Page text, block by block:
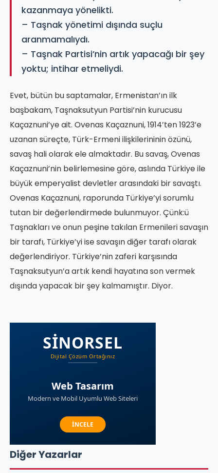
kazanmaya yönelikti.
– Taşnak yönetimi dışında suçlu
aranmamalıydı.
– Taşnak Partisi’nin artık yapacağı bir şey
yoktu; intihar etmeliydi.
Evet, bütün bu saptamalar, Ermenistan’ın ilk
başbakam, Taşnaksutyun Partisi’nin kurucusu
Kaçaznuni’ye ait. Ovenas Kaçaznuni, 1914’ten 1923’e
uzanan süreçte, Türk-Ermeni ilişkilerininin özünü,
savaş hali olarak ele almaktadır. Bu savaş, Ovenas
Kaçaznuni’nin belirlemesine göre, aslında Türkiye ile
büyük emperyalist devletler arasındaki bir savaştı.
Ovenas Kaçaznuni, raporunda Türkiye’yi sorumlu
tutan bir değerlendirmede bulunmuyor. Çünk:ü
Taşnakları ve onun peşine takılan Ermenileri savaşın
bir tarafı, Türkiye’yi ise savaşın diğer tarafı olarak
değerlendiriyor. Türkiye’nin zaferi karşısında
Taşnaksutyun’a artık kendi hayatına son vermek
dışında yapacak bir şey kalmamıştır. Diyor.
Diğer Yazarlar